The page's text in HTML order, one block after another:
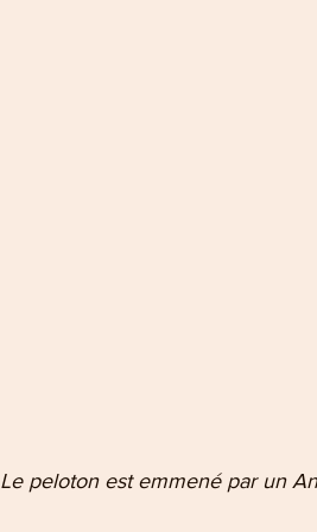
Le peloton est emmené par un